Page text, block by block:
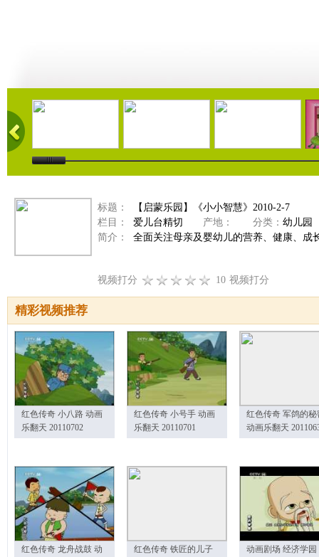
21:58 01:43 02:58
标题：
【启蒙乐园】《小小智慧》2010-2-7
栏目：
爱儿台精切 产地： 分类： 幼儿园
简介：
全面关注母亲及婴幼儿的营养、健康、成
视频打分 10 视频打分
精彩视频推荐
红色传奇 小八路 动画
乐翻天 20110702
红色传奇 小号手 动画
乐翻天 20110701
红色传奇 军鸽的秘
动画乐翻天
红色传奇 龙舟战鼓 动
红色传奇 铁匠的儿子
动画剧场 经济学园